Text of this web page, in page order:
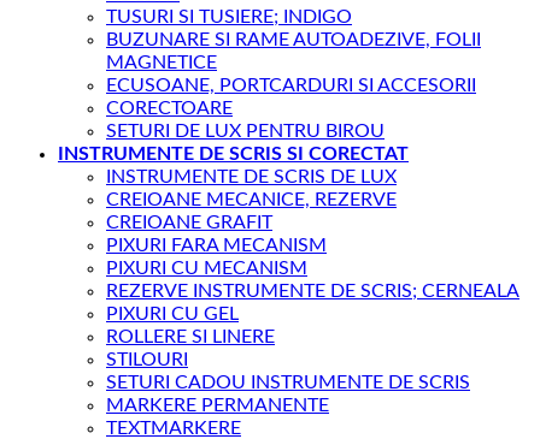
TUSURI SI TUSIERE; INDIGO
BUZUNARE SI RAME AUTOADEZIVE, FOLII
MAGNETICE
ECUSOANE, PORTCARDURI SI ACCESORII
CORECTOARE
SETURI DE LUX PENTRU BIROU
INSTRUMENTE DE SCRIS SI CORECTAT
INSTRUMENTE DE SCRIS DE LUX
CREIOANE MECANICE, REZERVE
CREIOANE GRAFIT
PIXURI FARA MECANISM
PIXURI CU MECANISM
REZERVE INSTRUMENTE DE SCRIS; CERNEALA
PIXURI CU GEL
ROLLERE SI LINERE
STILOURI
SETURI CADOU INSTRUMENTE DE SCRIS
MARKERE PERMANENTE
TEXTMARKERE